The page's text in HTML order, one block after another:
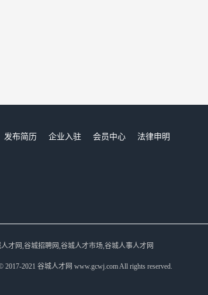
发布简历 企业入驻 会员中心
法律申明
才网,谷城招聘网,谷城人才市场,谷城人事人才网
2017-2021 谷城人才网 www.gcwj.com All rights reserved.